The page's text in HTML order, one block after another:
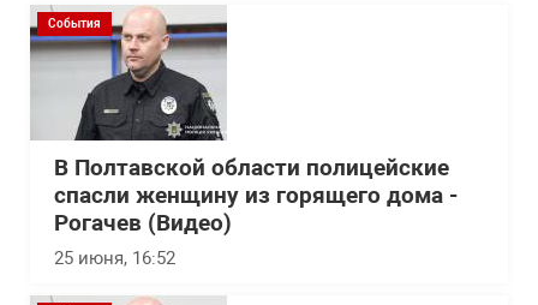
События
В Полтавской области полицейские
спасли женщину из горящего дома -
Рогачев (Видео)
25 июня, 16:52